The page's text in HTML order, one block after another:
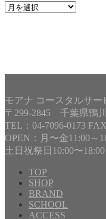
年
モアナ コースタルサー
〒299-2845 千葉県鴨
TEL：04-7096-0173
OPEN：月〜金11:00～
土日祝祭日10:00〜18:00
TOP
SHOP
BRAND
SCHOOL
ACCESS
Copyright©MOANA
Reserved.